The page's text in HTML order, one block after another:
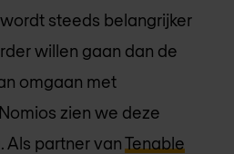
steeds belangrijker
willen gaan dan de
omgaan met
zien we deze
Als partner vanTenable